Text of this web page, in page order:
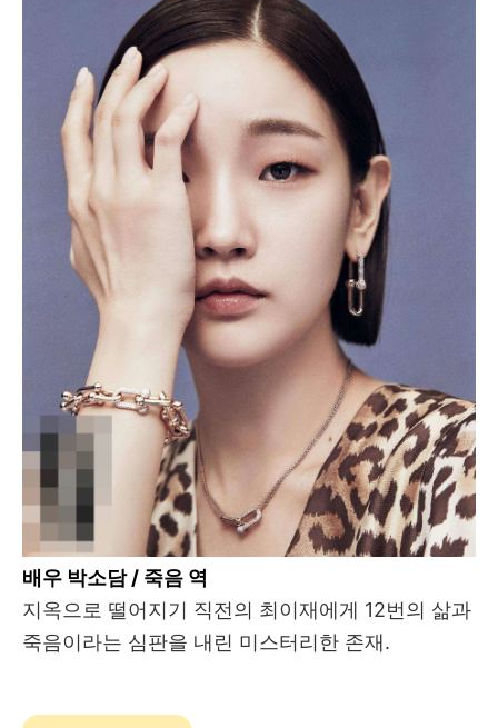
배우 박소담 / 죽음 역
지옥으로 떨어지기 직전의 최이재에게 12번의 삶과
죽음이라는 심판을 내린 미스터리한 존재.